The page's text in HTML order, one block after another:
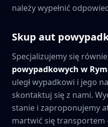
należy wypełnić
Skup aut
Specjalizujemy się
powypadkowych w
uległ wypadkowi i jego
skontaktuj się z nami.
stanie i zaproponujemy
martwić się transportem